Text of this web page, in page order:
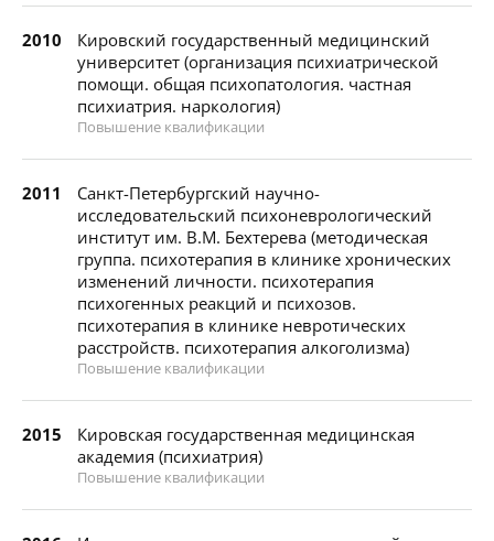
2010
Кировский государственный медицинский
университет (организация психиатрической
помощи. общая психопатология. частная
психиатрия. наркология)
Повышение квалификации
2011
Санкт-Петербургский научно-
исследовательский психоневрологический
институт им. В.М. Бехтерева (методическая
группа. психотерапия в клинике хронических
изменений личности. психотерапия
психогенных реакций и психозов.
психотерапия в клинике невротических
расстройств. психотерапия алкоголизма)
Повышение квалификации
2015
Кировская государственная медицинская
академия (психиатрия)
Повышение квалификации